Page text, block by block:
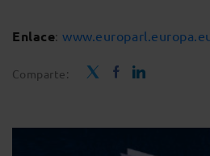
Enlace:
Comparte: